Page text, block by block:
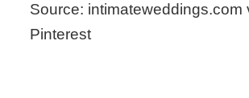
Source: intimateweddings.com
Pinterest